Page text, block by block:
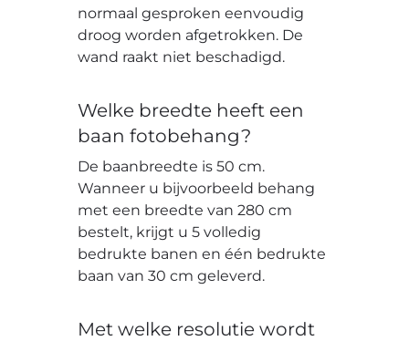
normaal gesproken eenvoudig
droog worden afgetrokken. De
wand raakt niet beschadigd.
Welke breedte heeft een
baan fotobehang?
De baanbreedte is 50 cm.
Wanneer u bijvoorbeeld behang
met een breedte van 280 cm
bestelt, krijgt u 5 volledig
bedrukte banen en één bedrukte
baan van 30 cm geleverd.
Met welke resolutie wordt